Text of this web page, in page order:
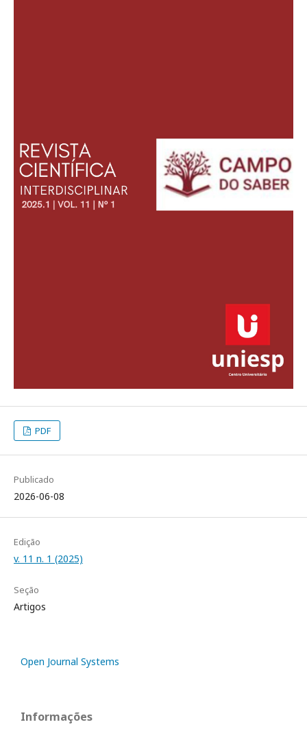
PDF
Publicado
2026-06-08
Edição
v. 11 n. 1 (2025)
Seção
Artigos
Open Journal Systems
Informações